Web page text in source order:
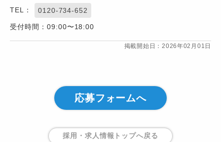
TEL： 0120-734-652
受付時間：09:00〜18:00
掲載開始日：2026年02月01日
応募フォームへ
採用・求人情報トップへ戻る